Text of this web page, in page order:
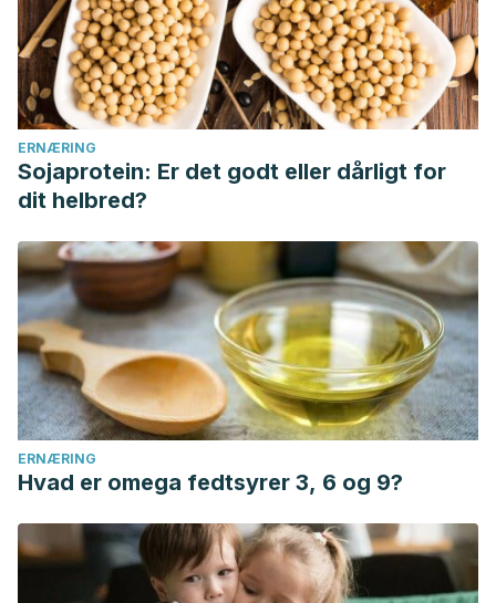
ERNÆRING
Sojaprotein: Er det godt eller dårligt for
dit helbred?
ERNÆRING
Hvad er omega fedtsyrer 3, 6 og 9?